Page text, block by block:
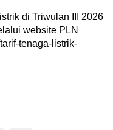
di Triwulan III 2026
website PLN
tenaga-listrik-